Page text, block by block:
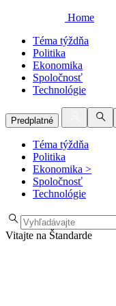
Home
Téma týždňa
Politika
Ekonomika
Spoločnosť
Technológie
Predplatné
Téma týždňa
Politika
Ekonomika >
Spoločnosť
Technológie
Vitajte na Štandarde